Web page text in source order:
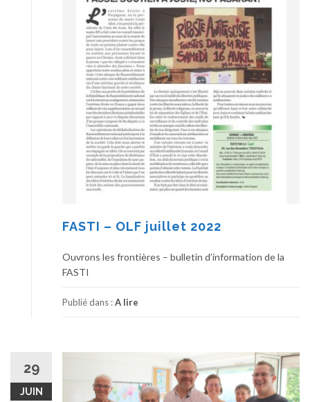
FASTI – OLF juillet 2022
Ouvrons les frontières – bulletin d’information de la
FASTI
Publié dans :A lire
29
JUIN